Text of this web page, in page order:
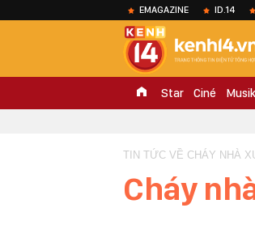
EMAGAZINE ID.14
Star Ciné Musik
TIN TỨC VỀ CHÁY NHÀ
Cháy